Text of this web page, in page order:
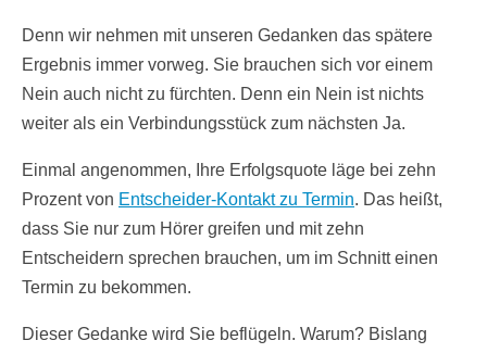
Denn wir nehmen mit unseren Gedanken das spätere
Ergebnis immer vorweg. Sie brauchen sich vor einem
Nein auch nicht zu fürchten. Denn ein Nein ist nichts
weiter als ein Verbindungsstück zum nächsten Ja.
Einmal angenommen, Ihre Erfolgsquote läge bei zehn
Prozent von Entscheider-Kontakt zu Termin. Das heißt,
dass Sie nur zum Hörer greifen und mit zehn
Entscheidern sprechen brauchen, um im Schnitt einen
Termin zu bekommen.
Dieser Gedanke wird Sie beflügeln. Warum? Bislang